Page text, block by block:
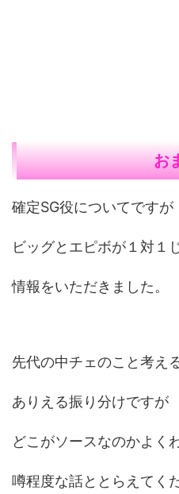
お
確定SG役についてですが
ビッグとエピボが１対１
情報をいただきました。
先代の中チェのこと考え
ありえる振り分けですが
どこがソースなのかよく
噂程度な話ととらえてく